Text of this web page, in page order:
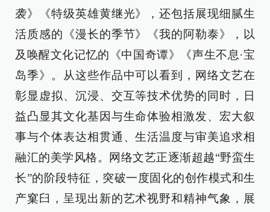
袭》《特级英雄黄继光》，还包括展现细腻生
活质感的《漫长的季节》《我的阿勒泰》，以
及唤醒文化记忆的《中国奇谭》《声生不息·宝
岛季》。从这些作品中可以看到，网络文艺在
彰显虚拟、沉浸、交互等技术优势的同时，日
益凸显其文化基因与生命体验相激发、宏大叙
事与个体表达相贯通、生活温度与审美追求相
融汇的美学风格。网络文艺正逐渐超越“野蛮生
长”的阶段特征，突破一度固化的创作模式和生
产窠臼，呈现出新的艺术视野和精神气象，展